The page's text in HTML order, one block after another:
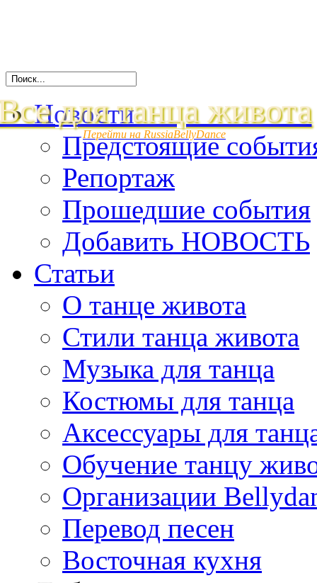
для танца живота
Перейти на RussiaBellyDance
Новости
Предстоящие
Репортаж
Прошедшие события
Добавить НОВОСТЬ
Статьи
О танце живота
Стили танца живота
Музыка для танца
Костюмы для танца
Аксессуары для
Обучение танцу
Организации
Перевод песен
Восточная кухня